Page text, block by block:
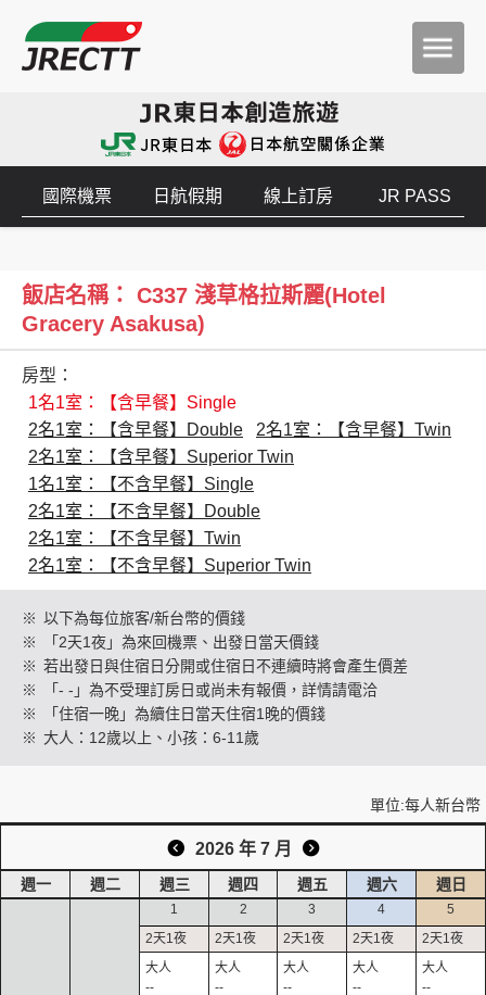
創造旅遊
國際機票 日航假期 線上訂房 JR PASS
飯店名稱： C337 淺草格拉斯麗(Hotel
Gracery Asakusa)
房型：
1名1室：【含早餐】Single
2名1室：【含早餐】Double
2名1室：【含早餐】Twin
2名1室：【含早餐】Superior Twin
1名1室：【不含早餐】Single
2名1室：【不含早餐】Double
2名1室：【不含早餐】Twin
2名1室：【不含早餐】Superior Twin
※ 以下為每位旅客/新台幣的價錢
※
「2天1夜」為來回機票、出發日當天價錢
※ 若出發日與住宿日分開或住宿日不連續時將會產生價差
※
「- -」為不受理訂房日或尚未有報價，詳情請電洽
※
「住宿一晚」為續住日當天住宿1晚的價錢
※ 大人：12歲以上、小孩：6-11歲
單位:每人新台幣
2026 年 7 月
週一 週二 週三 週四 週五 週六 週日
1
--
2
--
3
--
4
--
5
--